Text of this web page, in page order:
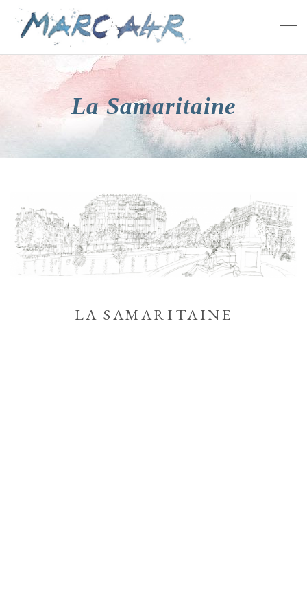
La Samaritaine
LA SAMARITAINE